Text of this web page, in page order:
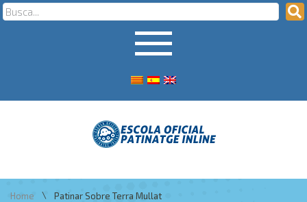
Home \ Patinar Sobre Terra Mullat